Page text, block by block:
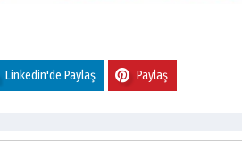
Linkedin'de Paylaş Paylaş